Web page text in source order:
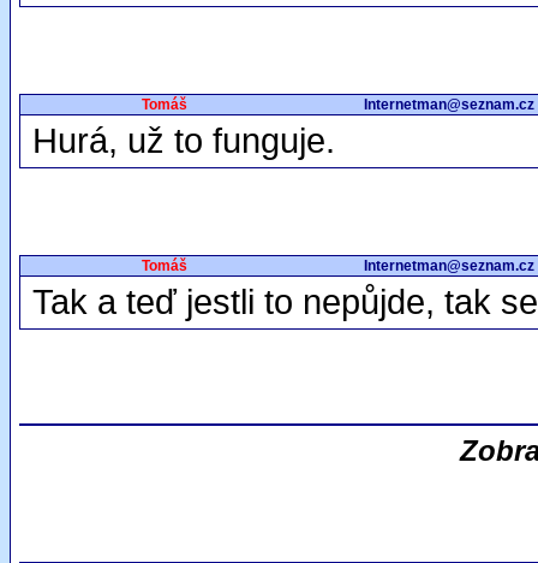
Tomáš Internetman@seznam.cz
Hurá, už to funguje.
Tomáš Internetman@seznam.cz
Tak a teď jestli to nepůjde, tak